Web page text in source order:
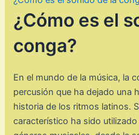
¿Cómo es el
conga?
En el mundo de la música, la
percusión que ha dejado una
historia de los ritmos latinos.
característico ha sido